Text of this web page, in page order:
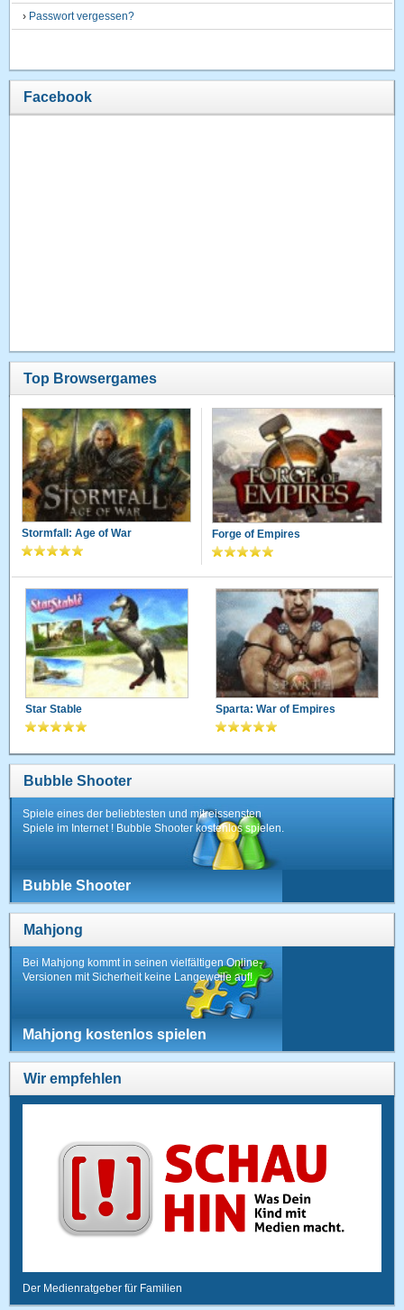
› Passwort vergessen?
Facebook
Top Browsergames
Stormfall: Age of War Forge of Empires
Star Stable Sparta: War of Empires
Bubble Shooter
Spiele eines der beliebtesten und mitreissensten
Spiele im Internet ! Bubble Shooter kostenlos spielen.
Bubble Shooter
Mahjong
Bei Mahjong kommt in seinen vielfältigen Online-
Versionen mit Sicherheit keine Langeweile auf!
Mahjong kostenlos spielen
Wir empfehlen
Der Medienratgeber für Familien